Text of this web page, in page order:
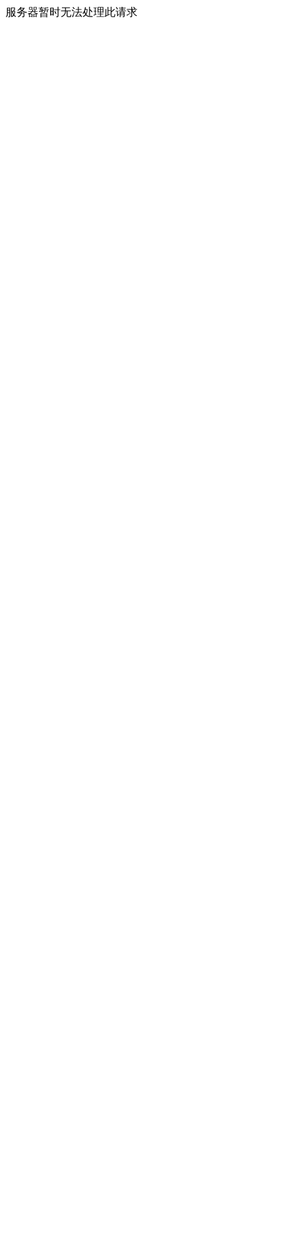
服务器暂时无法处理此请求